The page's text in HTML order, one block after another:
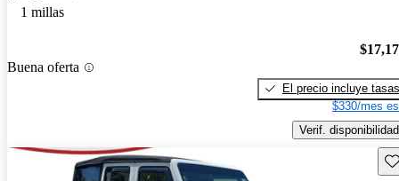
1 millas
Buena oferta
El precio incluye tasas
$330/mes
Verif. disponibilidad